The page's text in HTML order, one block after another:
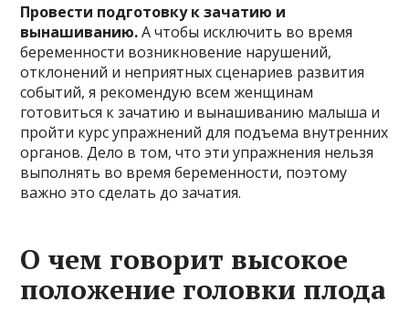
Провести подготовку к зачатию и
вынашиванию.А чтобы исключить во время
беременности возникновение нарушений,
отклонений и неприятных сценариев развития
событий, я рекомендую всем женщинам
готовиться к зачатию и вынашиванию малыша и
пройти курс упражнений для подъема внутренних
органов. Дело в том, что эти упражнения нельзя
выполнять во время беременности, поэтому
важно это сделать до зачатия.
О чем говорит высокое
положение головки плода